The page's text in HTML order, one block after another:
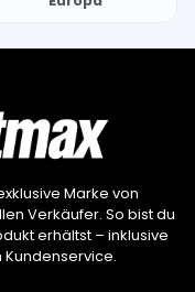
Marke von
Verkäufer. So bist du
erhältst – inklusive